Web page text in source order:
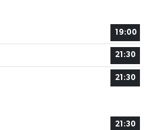
19:00
21:30
21:30
21:30